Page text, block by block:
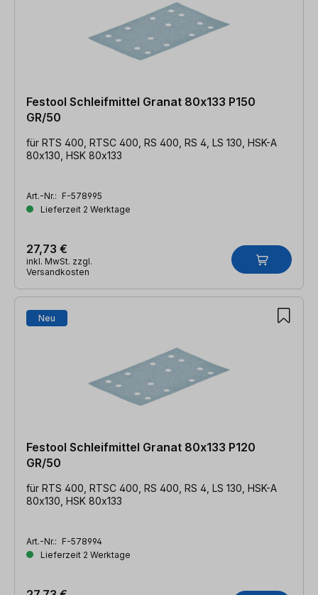
Festool Schleifmittel Granat 80x133 P150
GR/50
für RTS 400, RTSC 400, RS 400, RS 4, LS 130, HSK-A
80x130, HSK 80x133
Art.-Nr.: F-578995
Lieferzeit 2 Werktage
27,73 €
inkl. MwSt. zzgl.
Versandkosten
Neu
Festool Schleifmittel Granat 80x133 P120
GR/50
für RTS 400, RTSC 400, RS 400, RS 4, LS 130, HSK-A
80x130, HSK 80x133
Art.-Nr.: F-578994
Lieferzeit 2 Werktage